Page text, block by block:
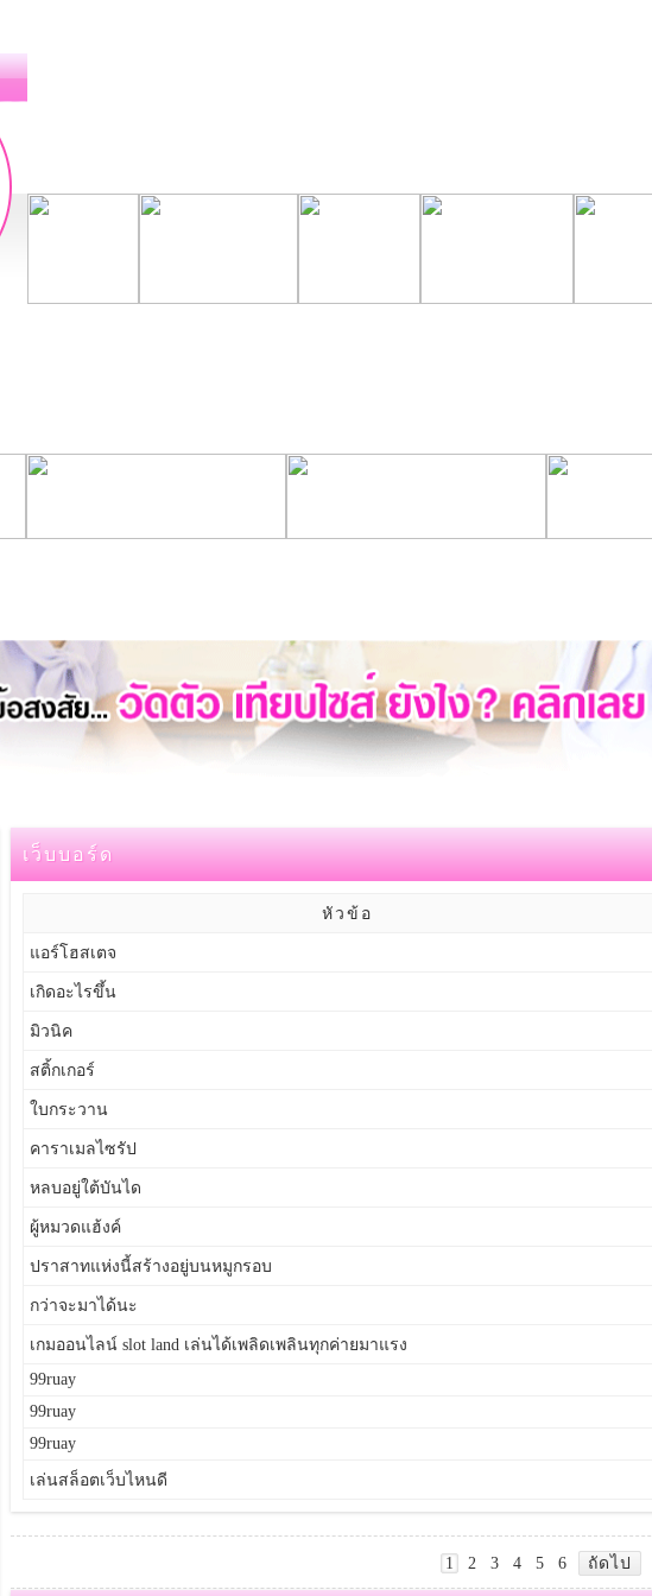
เว็บบอร์ด
หัวข้อ
แอร์โฮสเตจ
เกิดอะไรขึ้น
มิวนิค
สติ้กเกอร์
ใบกระวาน
คาราเมลไซรัป
หลบอยู่ใต้บันได
ผู้หมวดแฮ้งค์
ปราสาทแห่งนี้สร้างอยู่บนหมูกรอบ
กว่าจะมาได้นะ
เกมออนไลน์ slot land เล่นได้เพลิดเพลินทุกค่ายมาแรง
99ruay
99ruay
99ruay
เล่นสล็อตเว็บไหนดี
1 2 3 4 5 6 ถัดไป